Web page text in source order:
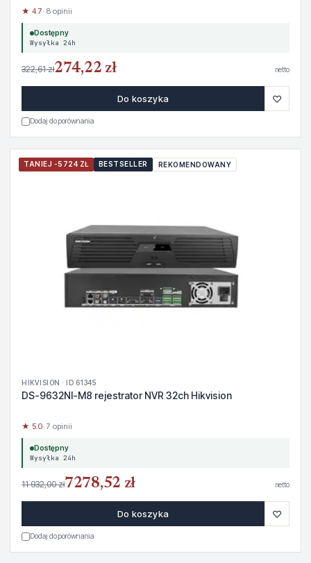
★ 4.7· 8 opinii
Dostępny
Wysyłka 24h
322,61 zł274,22 zł netto
Do koszyka ♡
Dodaj do porównania
TANIEJ -5724 ZŁ BESTSELLER REKOMENDOWANY
HIKVISION · ID 61345
DS-9632NI-M8 rejestrator NVR 32ch Hikvision
★ 5.0· 7 opinii
Dostępny
Wysyłka 24h
11 932,00 zł7278,52 zł netto
Do koszyka ♡
Dodaj do porównania